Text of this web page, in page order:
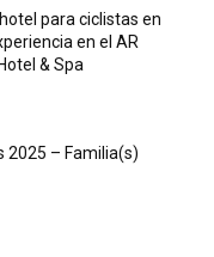
para ciclistas en
en el AR
& Spa
2025 – Familia(s)